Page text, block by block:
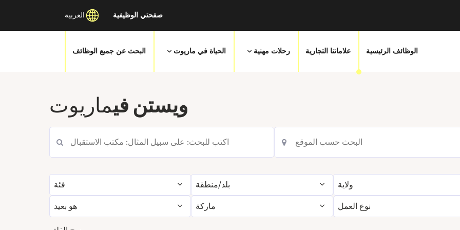
صفحتي الوظيفية العربية
الوظائف الرئيسية علاماتنا التجارية رحلات مهنية الحياة في ماريوت البحث عن جميع الوظائف
ويستن فيماريوت
فئة بلد/منطقة ولاية
هو بعيد ماركة نوع العمل